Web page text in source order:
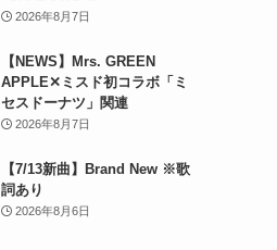
2026年8月7日
【NEWS】Mrs. GREEN
APPLE✕ミスド初コラボ「ミ
セスドーナツ」関連
2026年8月7日
【7/13新曲】Brand New ※歌
詞あり
2026年8月6日